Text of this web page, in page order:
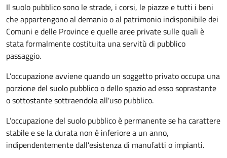
Il suolo pubblico sono le strade, i corsi, le piazze e tutti i beni
che appartengono al demanio o al patrimonio indisponibile dei
Comuni e delle Province e quelle aree private sulle quali è
stata formalmente costituita una servitù di pubblico
passaggio.
L’occupazione avviene quando un soggetto privato occupa una
porzione del suolo pubblico o dello spazio ad esso soprastante
o sottostante sottraendola all'uso pubblico.
L’occupazione del suolo pubblico è permanente se ha carattere
stabile e se la durata non è inferiore a un anno,
indipendentemente dall’esistenza di manufatti o impianti.